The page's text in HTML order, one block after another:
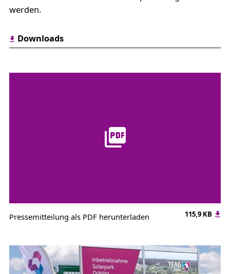
werden.
Downloads
115,9 KB
Pressemitteilung als PDF herunterladen